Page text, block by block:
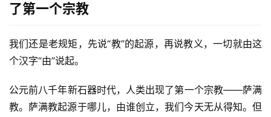
了第一个宗教
我们还是老规矩，先说“教”的起源，再说教义，一切就由这
个汉字“由”说起。
公元前八千年新石器时代，人类出现了第一个宗教——萨满
教。萨满教起源于哪儿，由谁创立，我们今天无从得知。但